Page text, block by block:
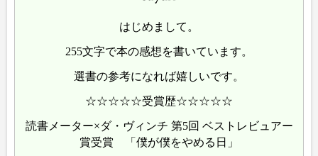
はじめまして。
255文字で本の感想を書いています。
選書の参考になれば嬉しいです。
☆☆☆☆☆受賞歴☆☆☆☆☆
読書メーター×ダ・ヴィンチ 第5回 ベストレビュアー
賞受賞 「僕が僕をやめる日」